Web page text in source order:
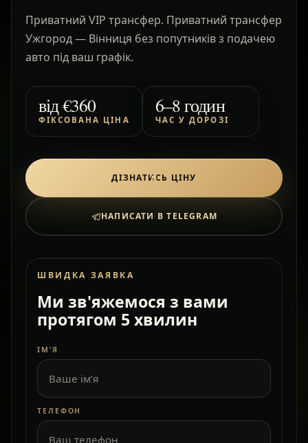
Приватний VIP трансфер. Приватний трансфер
Ужгород — Вінниця без попутників з подачею
авто під ваш графік.
від€360
ФІКСОВАНА ЦІНА
6–8 годин
ЧАС У ДОРОЗІ
ДІЗНАТИСЬ ЦІНУ
НАПИСАТИ В TELEGRAM
ШВИДКА ЗАЯВКА
Ми зв'яжемося з вами
протягом 5 хвилин
ІМ’Я
ТЕЛЕФОН